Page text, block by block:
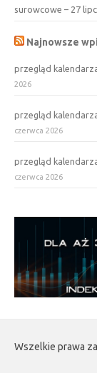
surowcowe – 27
Najnowsze
przegląd
2026
przegląd
czerwca 2026
przegląd
czerwca 2026
Wszelkie prawa